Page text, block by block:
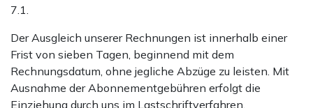
7.1.
Der Ausgleich unserer Rechnungen ist innerhalb einer
Frist von sieben Tagen, beginnend mit dem
Rechnungsdatum, ohne jegliche Abzüge zu leisten. Mit
Ausnahme der Abonnementgebühren erfolgt die
Einziehung durch uns im Lastschriftverfahren.